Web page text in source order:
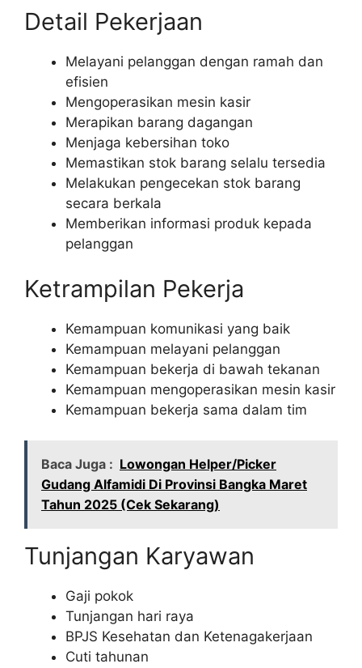
Detail Pekerjaan
Melayani pelanggan dengan ramah dan
efisien
Mengoperasikan mesin kasir
Merapikan barang dagangan
Menjaga kebersihan toko
Memastikan stok barang selalu tersedia
Melakukan pengecekan stok barang
secara berkala
Memberikan informasi produk kepada
pelanggan
Ketrampilan Pekerja
Kemampuan komunikasi yang baik
Kemampuan melayani pelanggan
Kemampuan bekerja di bawah tekanan
Kemampuan mengoperasikan mesin kasir
Kemampuan bekerja sama dalam tim
Baca Juga : Lowongan Helper/Picker
Gudang Alfamidi Di Provinsi Bangka Maret
Tahun 2025 (Cek Sekarang)
Tunjangan Karyawan
Gaji pokok
Tunjangan hari raya
BPJS Kesehatan dan Ketenagakerjaan
Cuti tahunan